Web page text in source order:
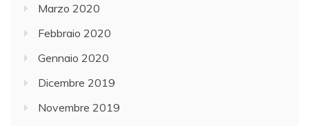
Marzo 2020
Febbraio 2020
Gennaio 2020
Dicembre 2019
Novembre 2019